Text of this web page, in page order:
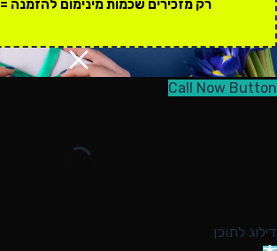
רק מזכירים שכמות מינימום להזמנה = 2000 ₪
Call Now Button
דילוג לתוכן